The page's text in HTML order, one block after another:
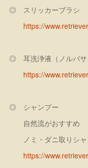
◎ スリッカーブラシ
https://
◎ 耳洗浄液（ノルバサ
https://
◎ シャンプー
自然流がおすすめ
ノミ・ダニ取りシャ
https://